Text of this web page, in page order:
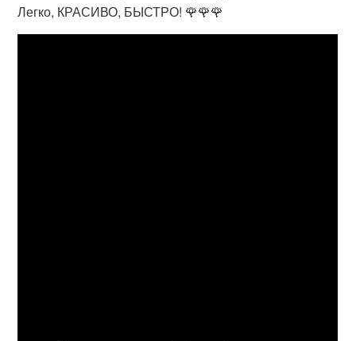
Легко, КРАСИВО, БЫСТРО! 🌹🌹🌹